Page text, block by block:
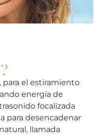
para el estiramiento
energía de
focalizada
para desencadenar
llamada